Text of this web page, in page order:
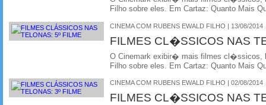
Filho sobre eles. Em Cartaz: Quanto Mais
CINEMA COM RUBENS EWALD FILHO | 13/08/2014
FILMES CL�SSICOS NAS
O Cinemark exibir� mais filmes cl�ssicos,
Filho sobre eles. Em Cartaz: Quanto Mais
CINEMA COM RUBENS EWALD FILHO | 02/08/2014
FILMES CL�SSICOS NAS